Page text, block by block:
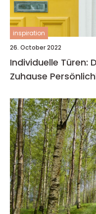
inspiration
26. October 2022
Individuelle Türen:
Zuhause